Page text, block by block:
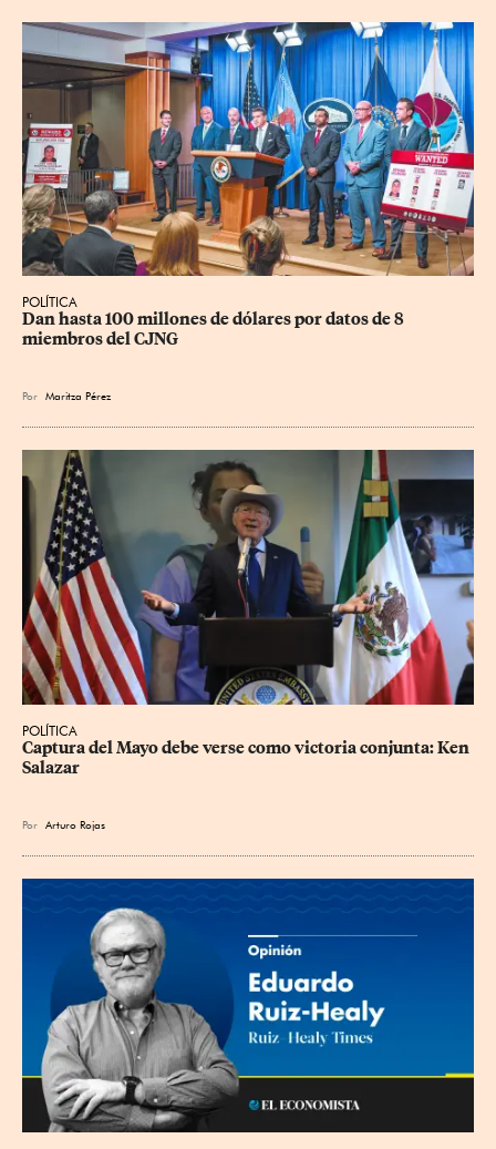
POLÍTICA
Dan hasta 100 millones de dólares por datos de 8
miembros del CJNG
Por Maritza Pérez
POLÍTICA
Captura del Mayo debe verse como victoria conjunta: Ken
Salazar
Por Arturo Rojas